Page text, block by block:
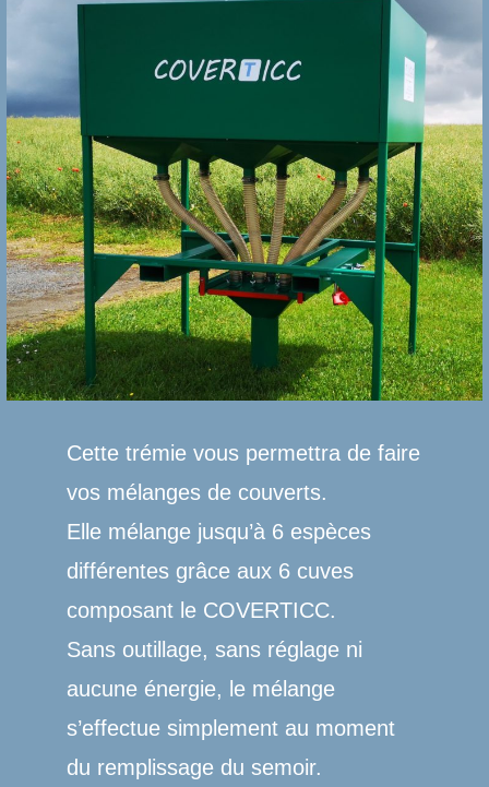
Cette trémie vous permettra de faire
vos mélanges de couverts.
Elle mélange jusqu’à 6 espèces
différentes grâce aux 6 cuves
composant le COVERTICC.
Sans outillage, sans réglage ni
aucune énergie, le mélange
s’effectue simplement au moment
du remplissage du semoir.